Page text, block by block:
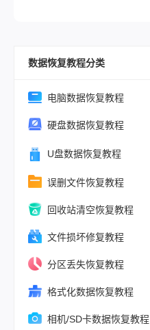
数据恢复教程分类
电脑数据恢复教程
硬盘数据恢复教程
U盘数据恢复教程
误删文件恢复教程
回收站清空恢复教程
文件损坏修复教程
分区丢失恢复教程
格式化数据恢复教程
相机/SD卡数据恢复教程